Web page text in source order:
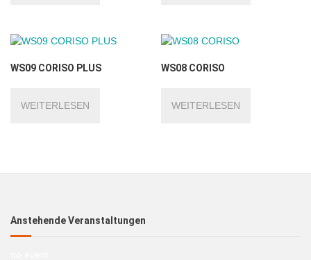
WS09 CORISO PLUS
WEITERLESEN
WS08 CORISO
WEITERLESEN
Anstehende Veranstaltungen